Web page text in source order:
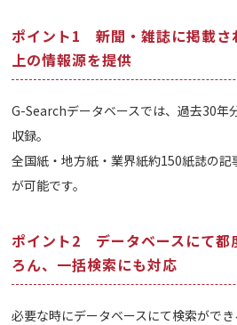
ポイント1 新聞・雑誌に掲載さ
上の情報源を提供
G-Searchデータベースでは、過去30年
収録。
全国紙・地方紙・業界紙約150紙誌の記
が可能です。
ポイント2 データベースにて都
ろん、一括検索にも対応
必要な時にデータベースにて検索がで